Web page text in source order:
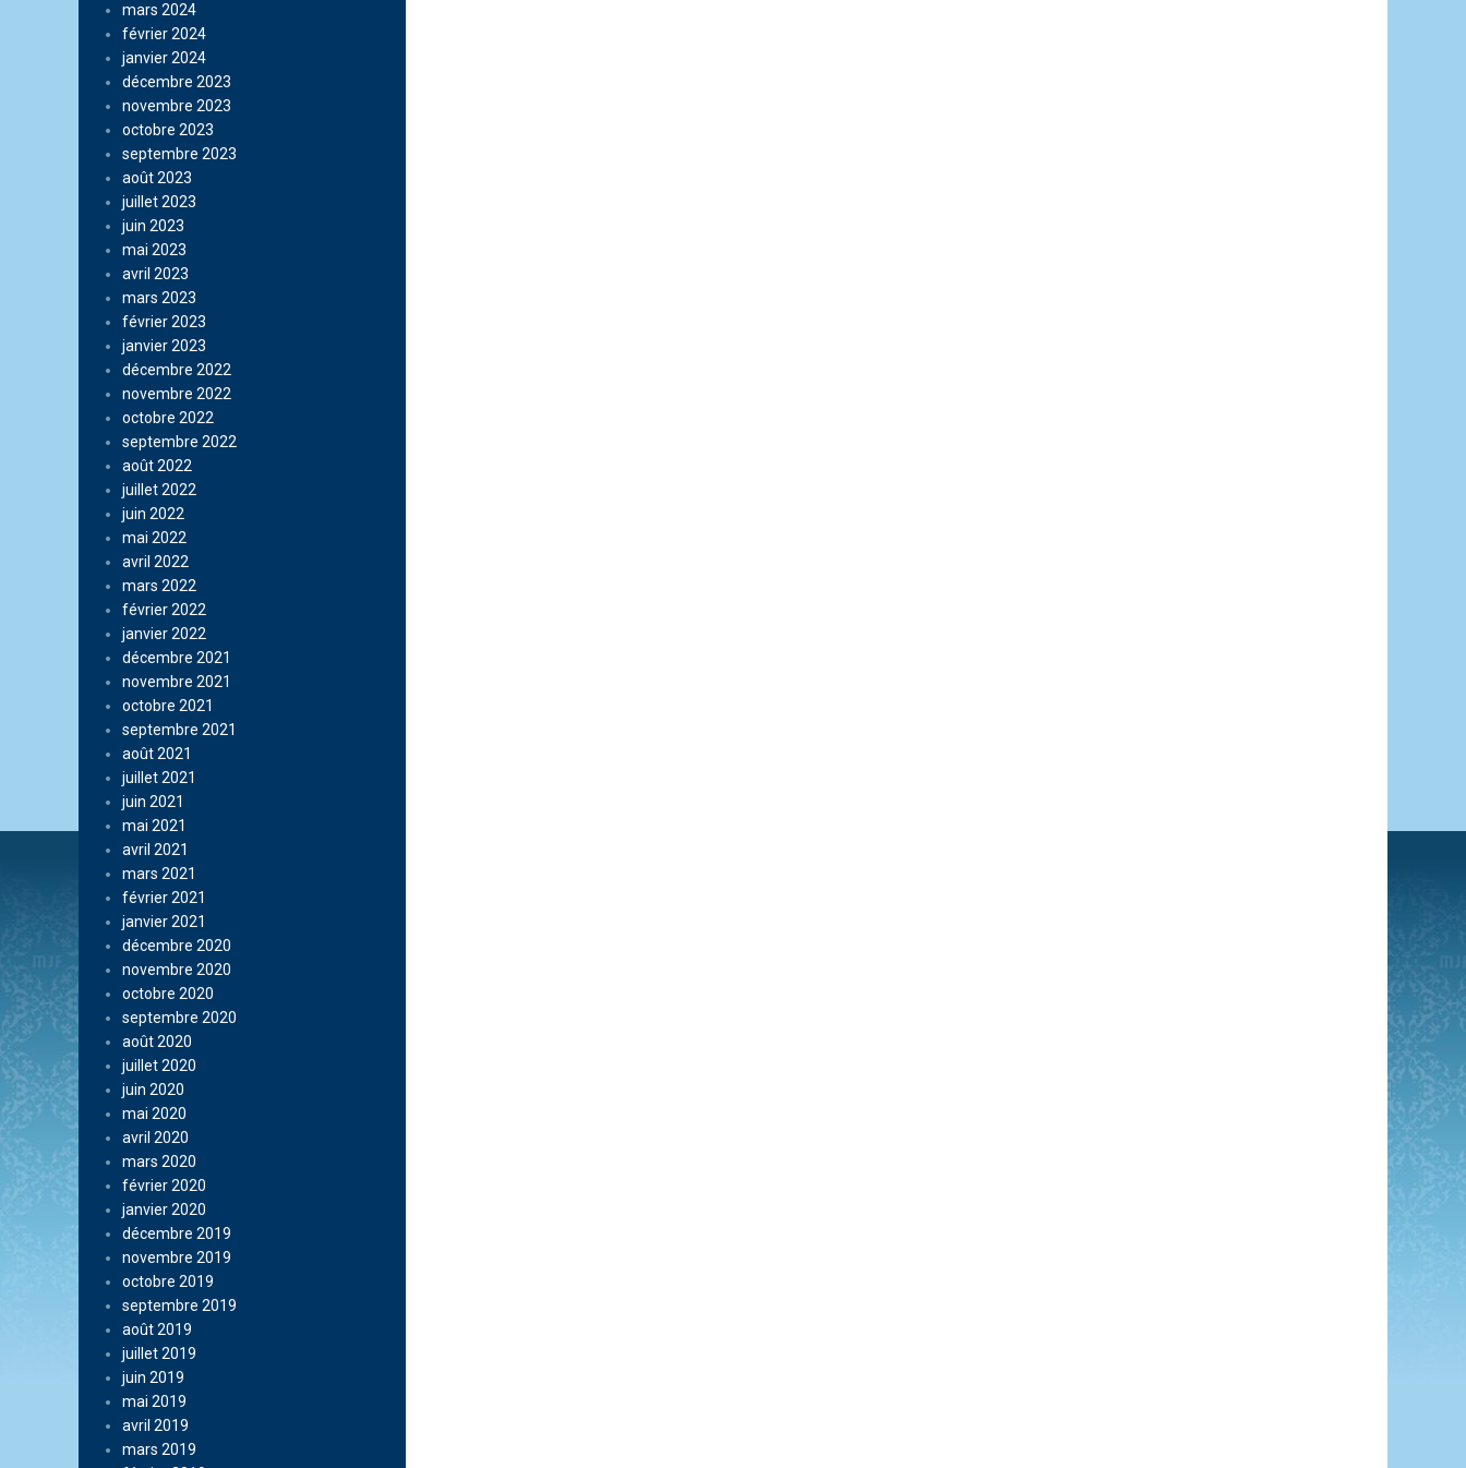
mars 2024
février 2024
janvier 2024
décembre 2023
novembre 2023
octobre 2023
septembre 2023
août 2023
juillet 2023
juin 2023
mai 2023
avril 2023
mars 2023
février 2023
janvier 2023
décembre 2022
novembre 2022
octobre 2022
septembre 2022
août 2022
juillet 2022
juin 2022
mai 2022
avril 2022
mars 2022
février 2022
janvier 2022
décembre 2021
novembre 2021
octobre 2021
septembre 2021
août 2021
juillet 2021
juin 2021
mai 2021
avril 2021
mars 2021
février 2021
janvier 2021
décembre 2020
novembre 2020
octobre 2020
septembre 2020
août 2020
juillet 2020
juin 2020
mai 2020
avril 2020
mars 2020
février 2020
janvier 2020
décembre 2019
novembre 2019
octobre 2019
septembre 2019
août 2019
juillet 2019
juin 2019
mai 2019
avril 2019
mars 2019